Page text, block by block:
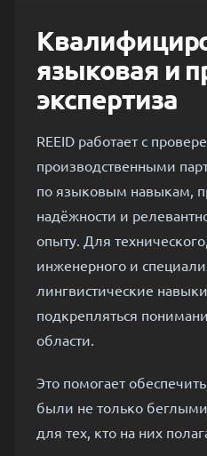
языковая и
экспертиза
REEID работает с
производственными
по языковым навыкам,
надёжности и
опыту. Для
инженерного и
лингвистические
подкрепляться
области.
Это помогает
были не только
для тех, кто на них